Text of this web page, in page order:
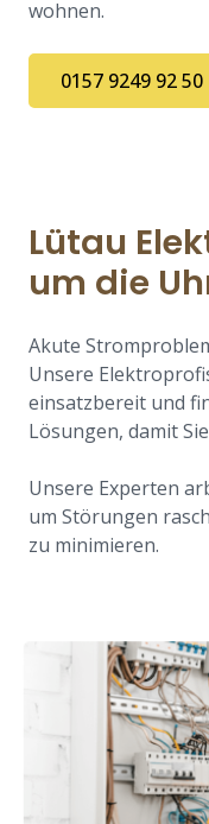
wohnen.
0157 9249 92 50
Lütau
um die
Akute
Unsere
einsatzbereit und
Lösungen, damit
Unsere Experten
um Störungen
zu minimieren.